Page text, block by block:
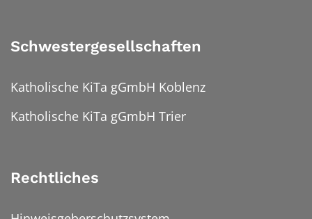
Schwestergesellschaften
Katholische KiTa gGmbH Koblenz
Katholische KiTa gGmbH Trier
Rechtliches